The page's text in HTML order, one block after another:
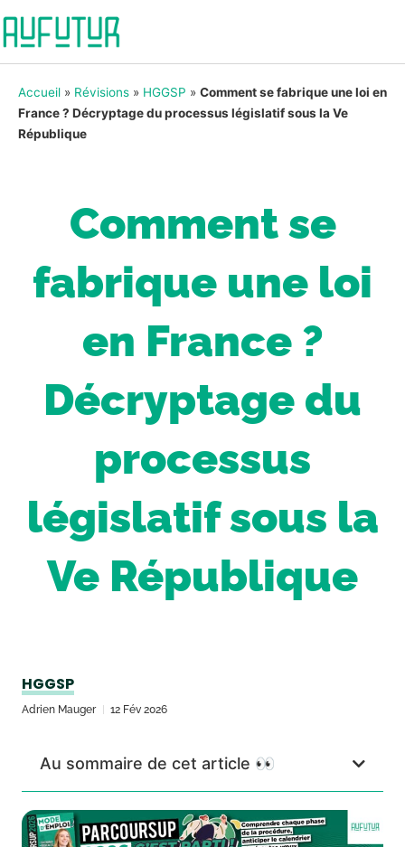
Accueil » Révisions » HGGSP » Comment se fabrique une loi en
France ? Décryptage du processus législatif sous la Ve
République
Comment se
fabrique une loi
en France ?
Décryptage du
processus
législatif sous la
Ve République
HGGSP
Adrien Mauger 12 Fév 2026
Au sommaire de cet article 👀